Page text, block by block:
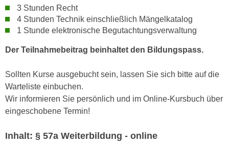
3 Stunden Recht
4 Stunden Technik einschließlich Mängelkatalog
1 Stunde elektronische Begutachtungsverwaltung
Der Teilnahmebeitrag beinhaltet den Bildungspass.
Sollten Kurse ausgebucht sein, lassen Sie sich bitte auf die
Warteliste einbuchen.
Wir informieren Sie persönlich und im Online-Kursbuch über
eingeschobene Termin!
Inhalt: § 57a Weiterbildung - online
v
a
n
t
I
n
h
t
e
l
a
g
n
h
r
d